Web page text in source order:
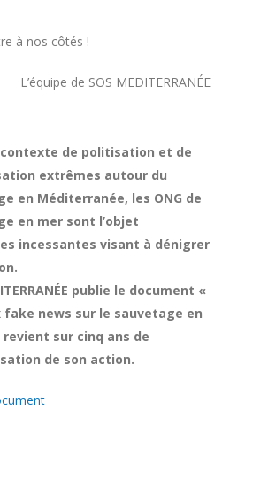
à nos côtés !
L’équipe de SOS MEDITERRANÉE
contexte de politisation et de
extrêmes autour du
en Méditerranée, les ONG de
en mer sont l’objet
incessantes visant à dénigrer
publie le document «
fake news sur le sauvetage en
revient sur cinq ans de
de son action.